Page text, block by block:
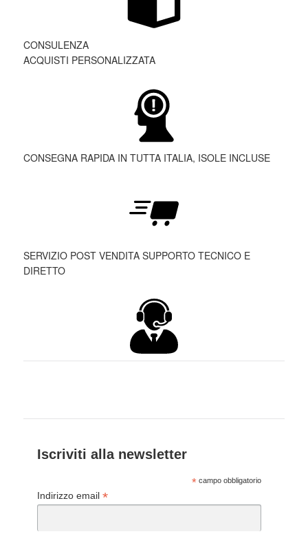
CONSULENZA
ACQUISTI PERSONALIZZATA
CONSEGNA RAPIDA IN TUTTA ITALIA, ISOLE INCLUSE
SERVIZIO POST VENDITA SUPPORTO TECNICO E
DIRETTO
Iscriviti alla newsletter
* campo obbligatorio
Indirizzo email *